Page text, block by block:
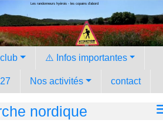
Les randonneurs hyèrois - les copains d'abord
⚠️ Infos importantes
Nos activités contact
nordique
cookies